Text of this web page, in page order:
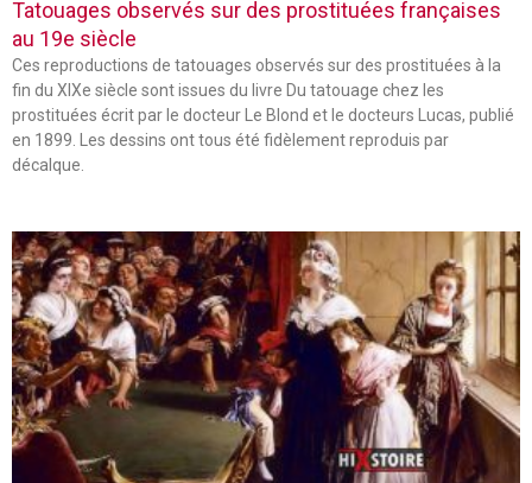
Tatouages observés sur des prostituées françaises
au 19e siècle
Ces reproductions de tatouages observés sur des prostituées à la
fin du XIXe siècle sont issues du livre Du tatouage chez les
prostituées écrit par le docteur Le Blond et le docteurs Lucas, publié
en 1899. Les dessins ont tous été fidèlement reproduis par
décalque.